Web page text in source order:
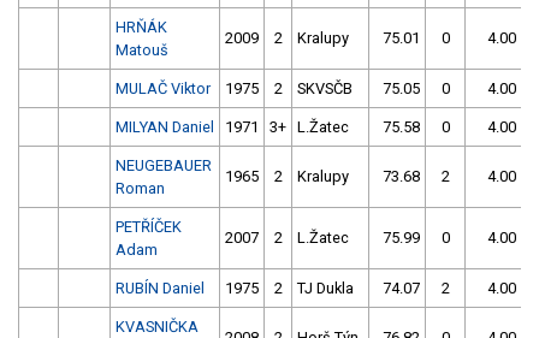
HRŇÁK
Matouš
2009 2 Kralupy 75.01 0 4.00
MULAČ Viktor 1975 2 SKVSČB 75.05 0 4.00
MILYAN Daniel 1971 3+ L.Žatec 75.58 0 4.00
NEUGEBAUER
Roman
1965 2 Kralupy 73.68 2 4.00
PETŘÍČEK
Adam
2007 2 L.Žatec 75.99 0 4.00
RUBÍN Daniel 1975 2 TJ Dukla 74.07 2 4.00
KVASNIČKA